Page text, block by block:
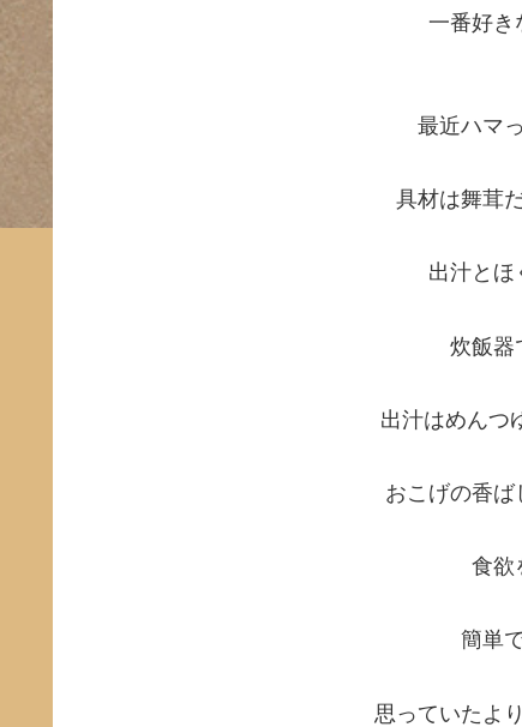
一番好き
最近ハマ
具材は舞茸
出汁とほ
炊飯器
出汁はめんつ
おこげの香
食欲
簡単
思っていたよ